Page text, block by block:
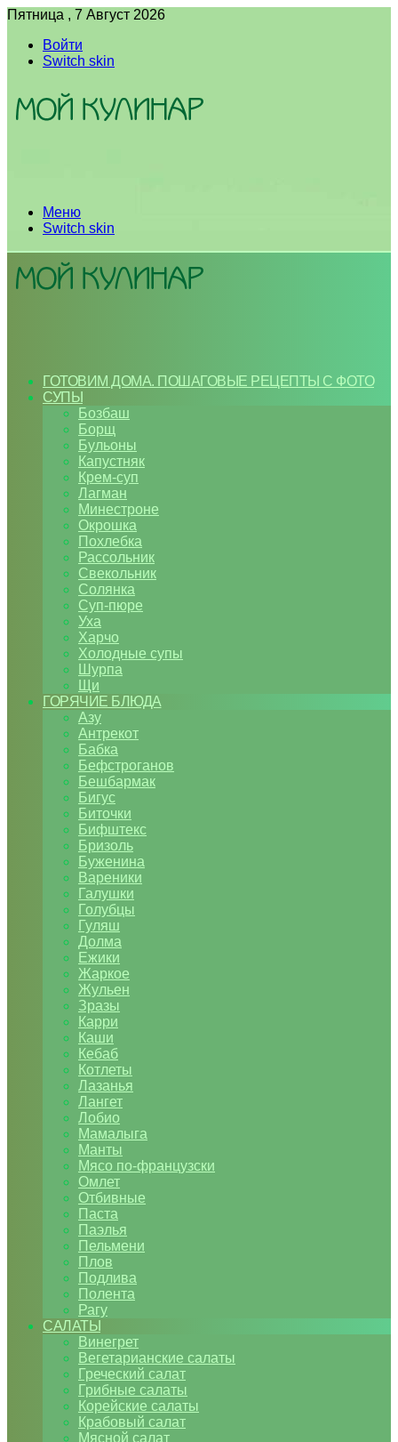
Пятница , 7 Август 2026
Войти
Switch skin
Меню
Switch skin
ГОТОВИМ ДОМА. ПОШАГОВЫЕ РЕЦЕПТЫ С ФОТО
СУПЫ
Бозбаш
Борщ
Бульоны
Капустняк
Крем-суп
Лагман
Минестроне
Окрошка
Похлебка
Рассольник
Свекольник
Солянка
Суп-пюре
Уха
Харчо
Холодные супы
Шурпа
Щи
ГОРЯЧИЕ БЛЮДА
Азу
Антрекот
Бабка
Бефстроганов
Бешбармак
Бигус
Биточки
Бифштекс
Бризоль
Буженина
Вареники
Галушки
Голубцы
Гуляш
Долма
Ежики
Жаркое
Жульен
Зразы
Карри
Каши
Кебаб
Котлеты
Лазанья
Лангет
Лобио
Мамалыга
Манты
Мясо по-французски
Омлет
Отбивные
Паста
Паэлья
Пельмени
Плов
Подлива
Полента
Рагу
САЛАТЫ
Винегрет
Вегетарианские салаты
Греческий салат
Грибные салаты
Корейские салаты
Крабовый салат
Мясной салат